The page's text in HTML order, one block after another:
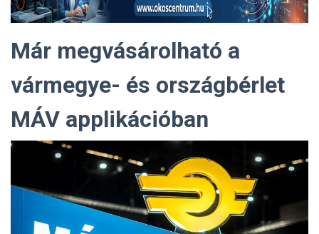
Már megvásárolható a
vármegye- és országbérlet
MÁV applikációban